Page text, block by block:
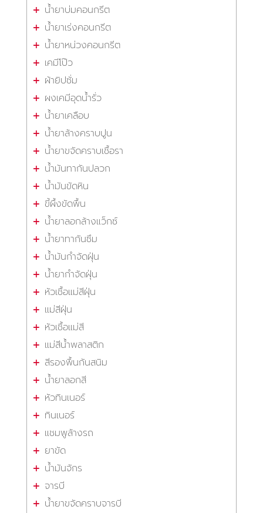
น้ำยาบ่มคอนกรีต
น้ำยาเร่งคอนกรีต
น้ำยาหน่วงคอนกรีต
เคมีโป๊ว
ผ้ายิปซั่ม
ผงเคมีอุดน้ำรั่ว
น้ำยาเคลือบ
น้ำยาล้างคราบปูน
น้ำยาขจัดคราบเชื้อรา
น้ำมันทากันปลวก
น้ำมันขัดหิน
ขี้ผึ้งขัดพื้น
น้ำยาลอกล้างแว็กซ์
น้ำยาทากันซึม
น้ำมันกำจัดฝุ่น
น้ำยากำจัดฝุ่น
หัวเชื้อแม่สีฝุ่น
แม่สีฝุ่น
หัวเชื้อแม่สี
แม่สีน้ำพลาสติก
สีรองพื้นกันสนิม
น้ำยาลอกสี
หัวทินเนอร์
ทินเนอร์
แชมพูล้างรถ
ยาขัด
น้ำมันจักร
จารบี
น้ำยาขจัดคราบจารบี